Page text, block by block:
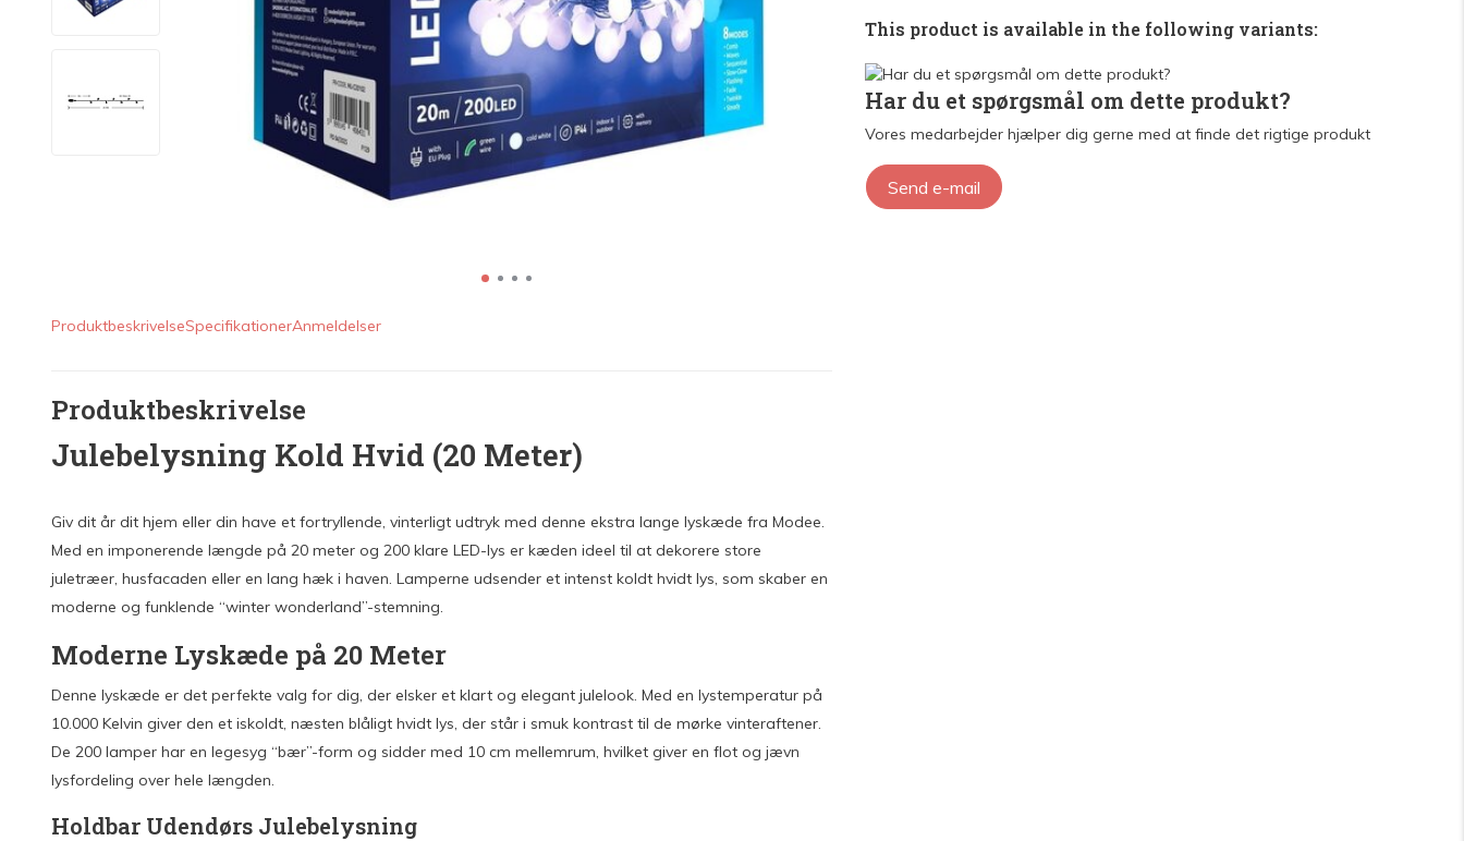
LED-strips og LED Lysslanger
Installationsmateriale og tilbehør
ProduktbeskrivelseSpecifikationerAnmeldelser
Produktbeskrivelse
Julebelysning Kold Hvid (20 Meter)
Giv dit år dit hjem eller din have et fortryllende, vinterligt udtryk med denne ekstra lange lyskæde fra Modee.
Med en imponerende længde på 20 meter og 200 klare LED-lys er kæden ideel til at dekorere store
juletræer, husfacaden eller en lang hæk i haven. Lamperne udsender et intenst koldt hvidt lys, som skaber en
moderne og funklende “winter wonderland”-stemning.
Moderne Lyskæde på 20 Meter
Denne lyskæde er det perfekte valg for dig, der elsker et klart og elegant julelook. Med en lystemperatur på
10.000 Kelvin giver den et iskoldt, næsten blåligt hvidt lys, der står i smuk kontrast til de mørke vinteraftener.
De 200 lamper har en legesyg “bær”-form og sidder med 10 cm mellemrum, hvilket giver en flot og jævn
lysfordeling over hele længden.
Holdbar Udendørs Julebelysning
This product is available in the following variants:
Har du et spørgsmål om dette produkt?
Vores medarbejder hjælper dig gerne med at finde det rigtige produkt
Send e-mail